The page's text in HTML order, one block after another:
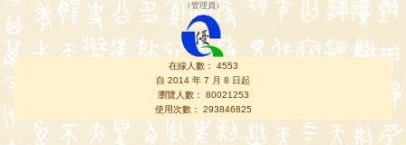
（管理員 ）
在線人數： 4553
自 2014 年 7 月 8 日起
瀏覽人數： 80021253
使用次數： 293846825